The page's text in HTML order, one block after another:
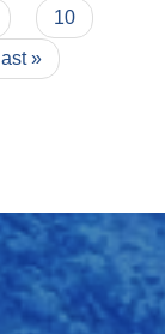
10
last »